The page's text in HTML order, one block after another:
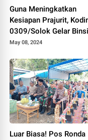
Guna Meningkatkan
Kesiapan Prajurit,
0309/Solok Gelar
Apwil dan Puanter TA
May 08, 2024
Luar Biasa! Pos Ronda